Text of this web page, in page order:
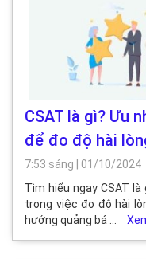
CSAT là gì? Ưu
để đo độ hài
7:53 sáng
01/10/2024
Tìm hiểu ngay CSAT
trong việc đo độ hài
hướng quảng bá …